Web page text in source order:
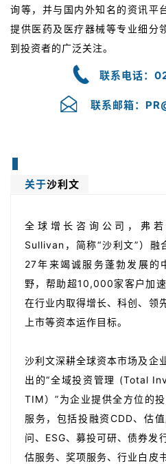
询等，并与国内外知名的资讯平
提供医药及医疗器械等专业细分
到投资者的广泛关注。
联系电话：
联系邮箱：
关于沙利文
全球增长咨询公司， 弗
Sullivan，简称“沙利文”）融
27年来竭诚服务蓬勃发展的
野，帮助超10,000家客户加
在行业内取得增长、科创、领
上市等资本运作目标。
沙利文深耕全球资本市场及企
出的“全域投资管理 (Total
TIM）”为企业提供全方位的
服务，包括投融资CDD、估
问、ESG、募投可研、债券发
估服务、奖项服务、行业白皮